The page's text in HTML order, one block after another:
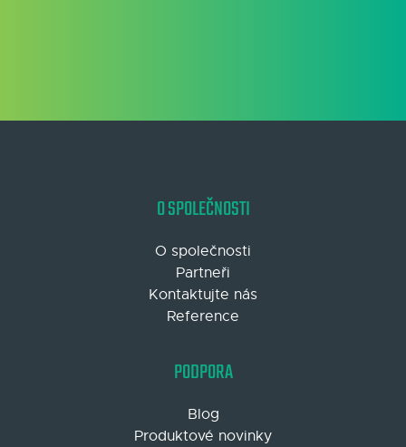
O SPOLEČNOSTI
O společnosti
Partneři
Kontaktujte nás
Reference
PODPORA
Blog
Produktové novinky